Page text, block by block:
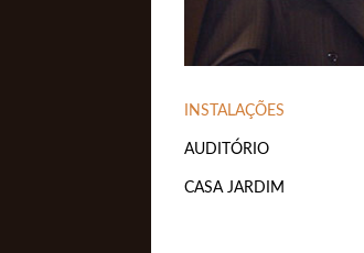
INSTALAÇÕES
AUDITÓRIO
CASA JARDIM